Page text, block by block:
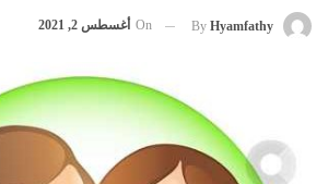
By Hyamfathy
On أغسطس 2, 2021